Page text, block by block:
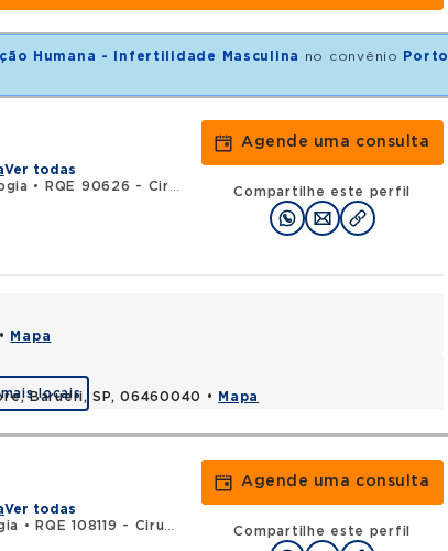
Humana - Infertilidade Masculina no convênio
Porto
Ver todas
•
RQE 90626 - Cirurgia geral
Agende uma consulta
Compartilhe este perfil
Mapa
Barueri, SP, 06460040 • Mapa
locais
Ver todas
•
RQE 108119 - Cirurgia geral
Agende uma consulta
Compartilhe este perfil